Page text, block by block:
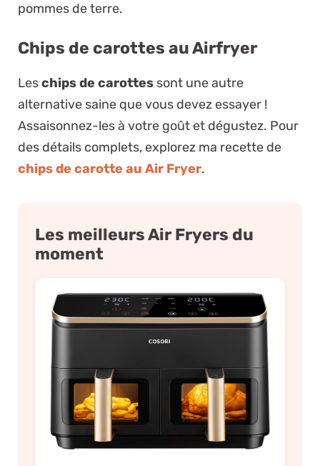
pommes de terre.
Chips de carottes au Airfryer
Leschips de carottes sont une autre
alternative saine que vous devez essayer !
Assaisonnez-les à votre goût et dégustez. Pour
des détails complets, explorez ma recette de
chips de carotte au Air Fryer.
Les meilleurs Air Fryers du
moment